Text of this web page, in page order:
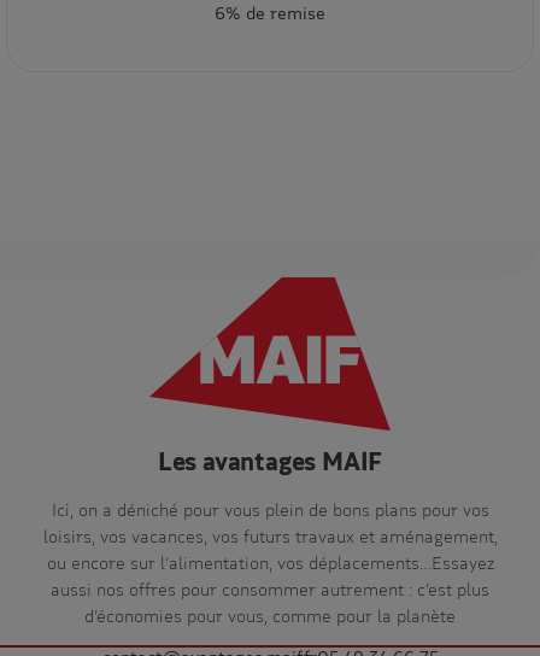
6% de remise
Les avantages MAIF
Ici, on a déniché pour vous plein de bons plans pour vos
loisirs, vos vacances, vos futurs travaux et aménagement,
ou encore sur l’alimentation, vos déplacements…Essayez
aussi nos offres pour consommer autrement : c’est plus
d’économies pour vous, comme pour la planète